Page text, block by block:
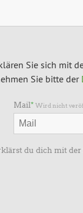
Sie sich mit
Sie bitte der
Mail* Wird nicht
du dich mit